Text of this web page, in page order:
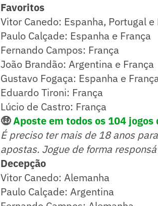
Favoritos
Vitor Canedo: Espanha, Portugal e
Paulo Calçade: Espanha e França
Fernando Campos: França
João Brandão: Argentina e França
Gustavo Fogaça: Espanha e
Eduardo Tironi: França
Lúcio de Castro: França
🤑Aposte em todos os 104 jogos
É preciso ter mais de 18 anos
apostas. Jogue de forma
Decepção
Vitor Canedo: Alemanha
Paulo Calçade: Argentina